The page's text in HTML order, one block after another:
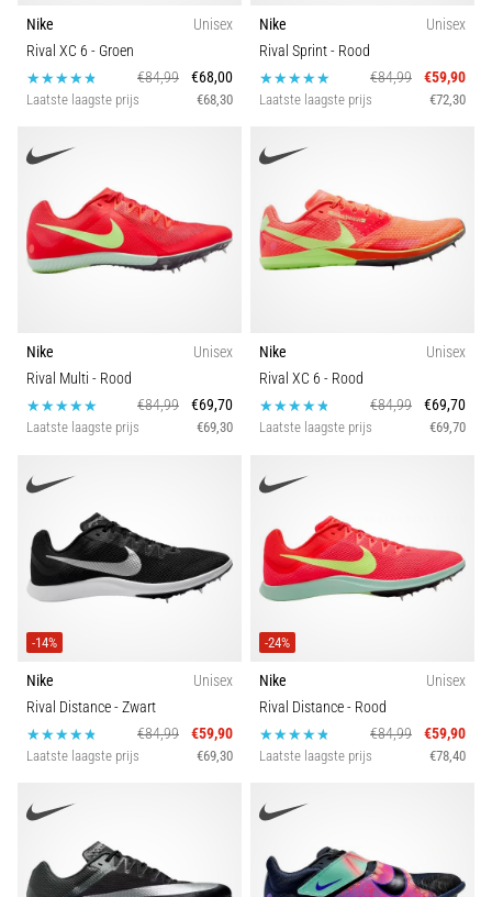
Nike
Unisex
Rival XC 6 - Groen
€84,99
€68,00
Laatste laagste prijs €68,30
Nike
Unisex
Rival Sprint- Rood
€84,99
€59,90
Laatste laagste prijs €72,30
Nike
Unisex
Rival Multi - Rood
€84,99
€69,70
Laatste laagste prijs €69,30
Nike
Unisex
Rival XC 6 - Rood
€84,99
€69,70
Laatste laagste prijs €69,70
-14%
Nike
Unisex
Rival Distance- Zwart
€84,99
€59,90
Laatste laagste prijs €69,30
-24%
Nike
Unisex
Rival Distance- Rood
€84,99
€59,90
Laatste laagste prijs €78,40